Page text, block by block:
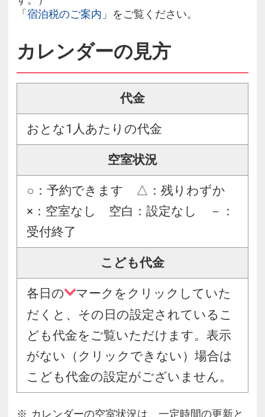
「 宿泊税のご案内 」をご覧ください。
カレンダーの見方
代金
おとな1人あたりの代金
空室状況
○：予約できます △：残りわずか
×：空室なし 空白：設定なし －：
受付終了
こども代金
各日の
マークをクリックしていた
だくと、その日の設定されているこ
ども代金をご覧いただけます。表示
がない（クリックできない）場合は
こども代金の設定がございません。
カレンダーの空室状況は、一定時間の更新と